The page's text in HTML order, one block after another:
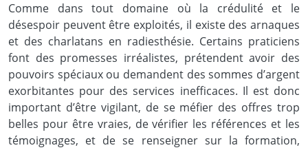
Comme dans tout domaine où la crédulité et le
désespoir peuvent être exploités, il existe des arnaques
et des charlatans en radiesthésie. Certains praticiens
font des promesses irréalistes, prétendent avoir des
pouvoirs spéciaux ou demandent des sommes d’argent
exorbitantes pour des services inefficaces. Il est donc
important d’être vigilant, de se méfier des offres trop
belles pour être vraies, de vérifier les références et les
témoignages, et de se renseigner sur la formation,